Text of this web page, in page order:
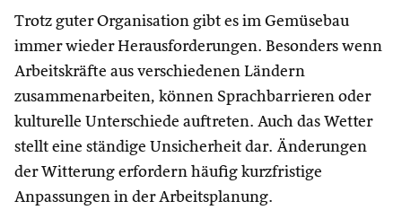
Trotz guter Organisation gibt es im Gemüsebau
immer wieder Herausforderungen. Besonders wenn
Arbeitskräfte aus verschiedenen Ländern
zusammenarbeiten, können Sprachbarrieren oder
kulturelle Unterschiede auftreten. Auch das Wetter
stellt eine ständige Unsicherheit dar. Änderungen
der Witterung erfordern häufig kurzfristige
Anpassungen in der Arbeitsplanung.